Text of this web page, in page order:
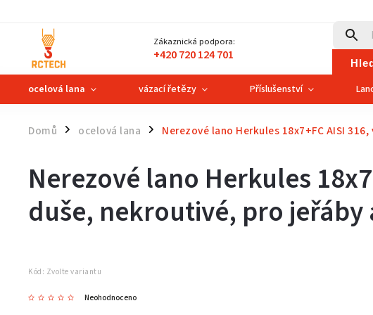
Zákaznická podpora:
+420 720 124 701
ocelová lana vázací řetězy Příslušenství
Domů / ocelová lana / Nerezové lano Herkules 18x7+FCAISI
Nerezové lano Herkules
duše, nekroutivé, pro jeřáby
Kód: Zvolte variantu
Neohodnoceno